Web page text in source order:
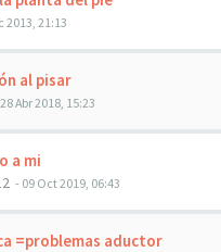
2013, 21:13
al pisar
Abr 2018, 15:23
a mi
- 09 Oct 2019, 06:43
=problemas aductor